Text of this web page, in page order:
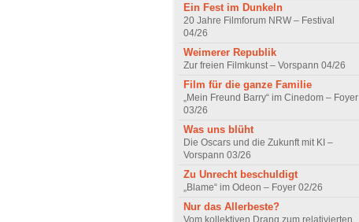
Ein Fest im Dunkeln
20 Jahre Filmforum NRW – Festival
04/26
Weimerer Republik
Zur freien Filmkunst – Vorspann 04/26
Film für die ganze Familie
„Mein Freund Barry“ im Cinedom – Foyer
03/26
Was uns blüht
Die Oscars und die Zukunft mit KI –
Vorspann 03/26
Zu Unrecht beschuldigt
„Blame“ im Odeon – Foyer 02/26
Nur das Allerbeste?
Vom kollektiven Drang zum relativierten